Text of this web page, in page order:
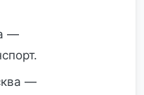
—
—